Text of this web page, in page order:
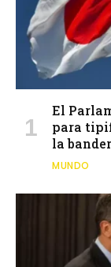
El
para
la
MUNDO